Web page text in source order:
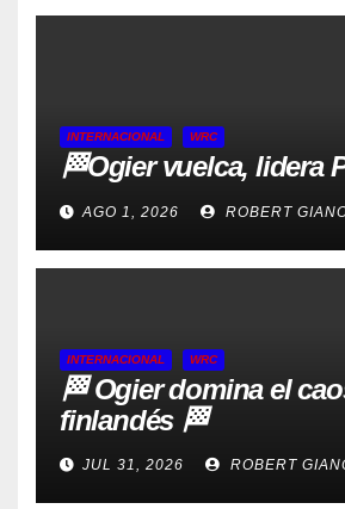
INTERNACIONAL WRC
🏁Ogier vuelca, lidera
AGO 1, 2026 ROBERT
INTERNACIONAL WRC
🏁 Ogier domina el
finlandés 🏁
JUL 31, 2026 ROBERT